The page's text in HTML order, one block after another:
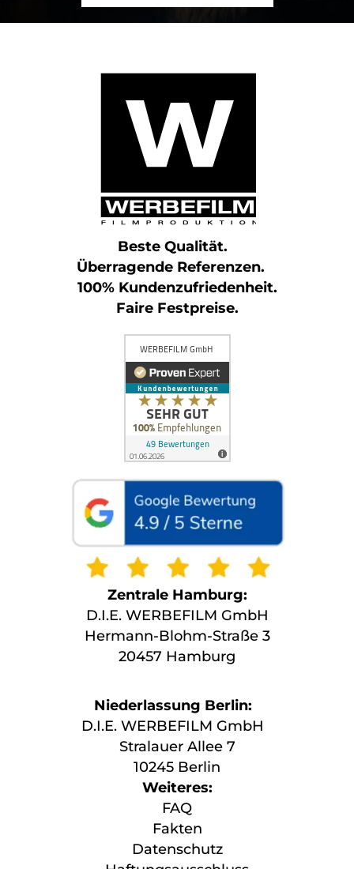
Beste Qualität.
Überragende Referenzen.
100% Kundenzufriedenheit.
Faire Festpreise.
Zentrale Hamburg:
D.I.E. WERBEFILM GmbH
Hermann-Blohm-Straße 3
20457 Hamburg
Niederlassung Berlin:
D.I.E. WERBEFILM GmbH
Stralauer Allee 7
10245 Berlin
Weiteres:
FAQ
Fakten
Datenschutz